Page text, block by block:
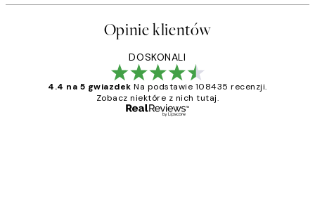
Opinie klientów
DOSKONALI
4.4 na 5 gwiazdek Na podstawie 108435 recenzji.
Zobacz niektóre z nich tutaj.